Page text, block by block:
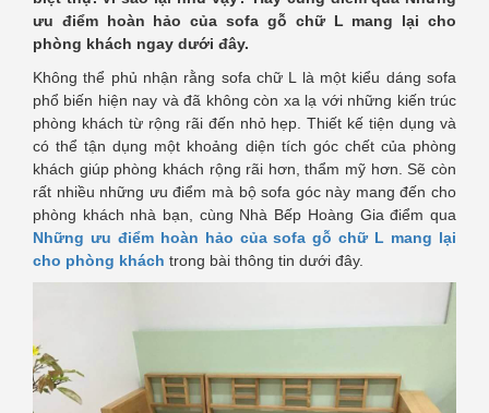
ưu điểm hoàn hảo của sofa gỗ chữ L mang lại cho
phòng khách ngay dưới đây.
Không thể phủ nhận rằng sofa chữ L là một kiểu dáng sofa
phổ biến hiện nay và đã không còn xa lạ với những kiến trúc
phòng khách từ rộng rãi đến nhỏ hẹp. Thiết kế tiện dụng và
có thể tận dụng một khoảng diện tích góc chết của phòng
khách giúp phòng khách rộng rãi hơn, thẩm mỹ hơn. Sẽ còn
rất nhiều những ưu điểm mà bộ sofa góc này mang đến cho
phòng khách nhà bạn, cùng Nhà Bếp Hoàng Gia điểm qua
Những ưu điểm hoàn hảo của sofa gỗ chữ L mang lại
cho phòng khách trong bài thông tin dưới đây.